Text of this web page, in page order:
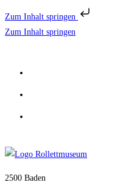
Zum Inhalt springen
Zum Inhalt springen
2500 Baden